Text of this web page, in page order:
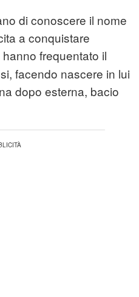
di conoscere il nome
a conquistare
hanno frequentato il
facendo nascere in lui
dopo esterna, bacio